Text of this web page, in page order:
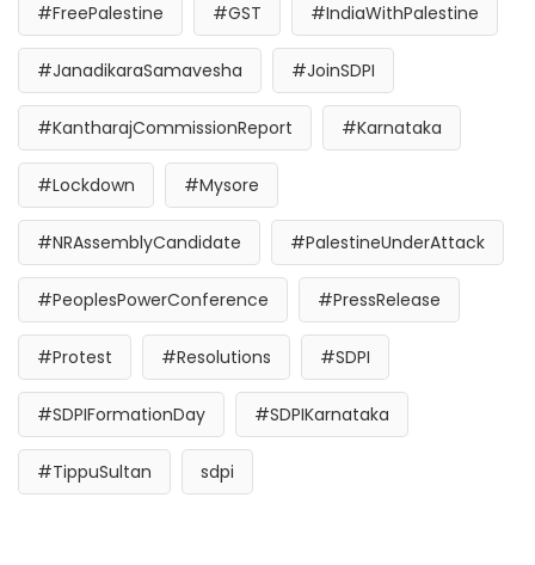
#FreePalestine #GST #IndiaWithPalestine
#JanadikaraSamavesha #JoinSDPI
#KantharajCommissionReport #Karnataka
#Lockdown #Mysore
#NRAssemblyCandidate #PalestineUnderAttack
#PeoplesPowerConference #PressRelease
#Protest #Resolutions #SDPI
#SDPIFormationDay #SDPIKarnataka
#TippuSultan sdpi